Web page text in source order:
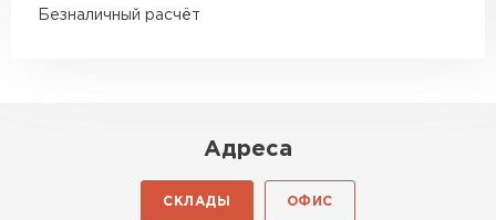
Безналичный расчёт
Адреса
СКЛАДЫ ОФИС